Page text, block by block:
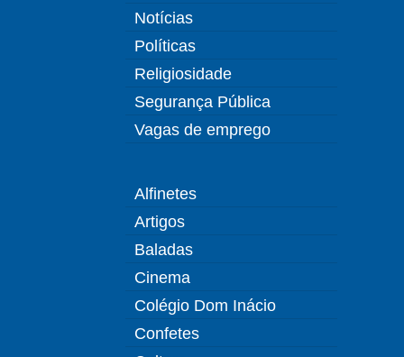
Notícias
Políticas
Religiosidade
Segurança Pública
Vagas de emprego
Alfinetes
Artigos
Baladas
Cinema
Colégio Dom Inácio
Confetes